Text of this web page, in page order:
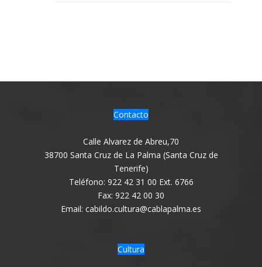
Contacto
Calle Alvarez de Abreu,70
38700 Santa Cruz de La Palma (Santa Cruz de
Tenerife)
Teléfono: 922 42 31 00 Ext. 6766
Fax: 922 42 00 30
Email: cabildo.cultura@cablapalma.es
Cultura